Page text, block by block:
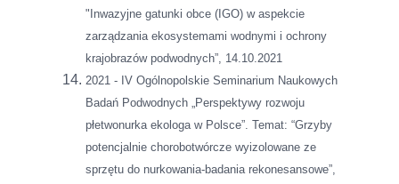
"Inwazyjne gatunki obce (IGO) w aspekcie
zarządzania ekosystemami wodnymi i ochrony
krajobrazów podwodnych”, 14.10.2021
2021 - IV Ogólnopolskie Seminarium Naukowych
Badań Podwodnych „Perspektywy rozwoju
płetwonurka ekologa w Polsce”. Temat: “Grzyby
potencjalnie chorobotwórcze wyizolowane ze
sprzętu do nurkowania-badania rekonesansowe”,